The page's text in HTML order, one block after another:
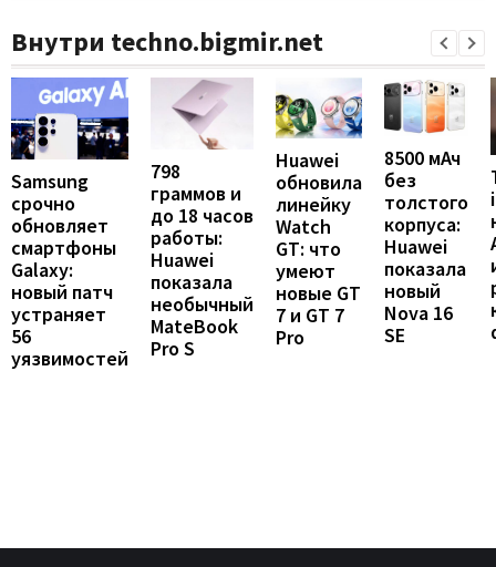
Внутри techno.bigmir.net
Samsung
срочно
обновляет
смартфоны
Galaxy:
новый патч
устраняет
56
уязвимостей
798
граммов и
до 18 часов
работы:
Huawei
показала
необычный
MateBook
Pro S
Huawei
обновила
линейку
Watch
GT: что
умеют
новые GT
7 и GT 7
Pro
8500 мАч
без
толстого
корпуса:
Huawei
показала
новый
Nova 16
SE